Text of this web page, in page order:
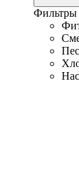
Фильтры